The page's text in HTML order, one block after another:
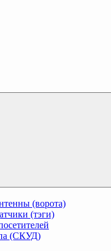
(ворота)
(тэги)
(СКУД)